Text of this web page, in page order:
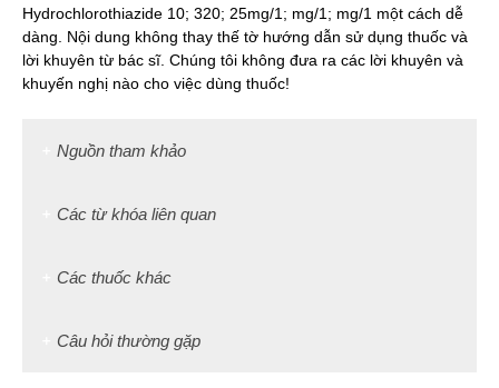
Hydrochlorothiazide 10; 320; 25mg/1; mg/1; mg/1 một cách dễ
dàng. Nội dung không thay thế tờ hướng dẫn sử dụng thuốc và
lời khuyên từ bác sĩ. Chúng tôi không đưa ra các lời khuyên và
khuyến nghị nào cho việc dùng thuốc!
Nguồn tham khảo
Các từ khóa liên quan
Các thuốc khác
Câu hỏi thường gặp